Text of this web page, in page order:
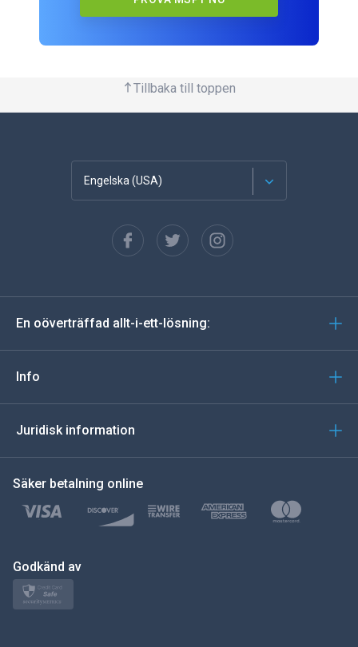
Tillbaka till toppen
Engelska (USA)
Spanska
tyska
Türkçe
Polski
En oöverträffad allt-i-ett-lösning:
Info
Juridisk information
Säker betalning online
Godkänd av